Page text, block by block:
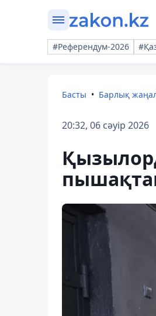
#Референдум-2026
Басты Барлық
20:32, 06 сәуір 2026